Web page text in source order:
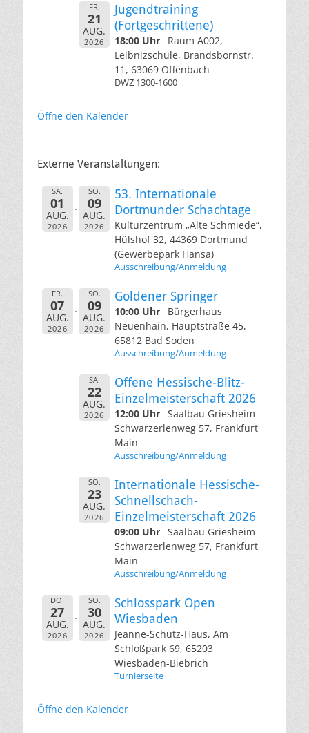
FR.
21
AUG.
2026
Jugendtraining
(Fortgeschrittene)
18:00 Uhr
Raum A002,
Leibnizschule, Brandsbornstr.
11, 63069 Offenbach
DWZ 1300-1600
Öffne den Kalender
Externe Veranstaltungen:
SA.
01
AUG.
2026
SO.
09
AUG.
2026
53. Internationale
Dortmunder Schachtage
Kulturzentrum „Alte Schmiede“,
Hülshof 32, 44369 Dortmund
(Gewerbepark Hansa)
Ausschreibung/Anmeldung
FR.
07
AUG.
2026
SO.
09
AUG.
2026
Goldener Springer
10:00 Uhr
Bürgerhaus
Neuenhain, Hauptstraße 45,
65812 Bad Soden
Ausschreibung/Anmeldung
SA.
22
AUG.
2026
Offene Hessische-Blitz-
Einzelmeisterschaft 2026
12:00 Uhr Saalbau Griesheim
Schwarzerlenweg 57, Frankfurt
Main
Ausschreibung/Anmeldung
SO.
23
AUG.
2026
Internationale Hessische-
Schnellschach-
Einzelmeisterschaft 2026
09:00 Uhr Saalbau Griesheim
Schwarzerlenweg 57, Frankfurt
Main
Ausschreibung/Anmeldung
DO.
27
AUG.
2026
SO.
30
AUG.
2026
Schlosspark Open
Wiesbaden
Jeanne-Schütz-Haus, Am
Schloßpark 69, 65203
Wiesbaden-Biebrich
Turnierseite
Öffne den Kalender